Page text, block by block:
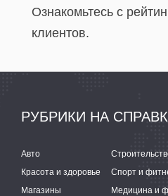
Ознакомьтесь с
клиентов.
РУБРИКИ НА
Авто
Красота и здоровье
Спорт и
Магазины